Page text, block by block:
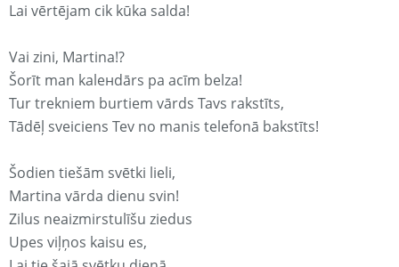
Lai vērtējam cik kūka salda!
Vai zini, Martina!?
Šorīt man kaleнdārs pa acīm belza!
Tur trekniem burtiem vārds Tavs rakstīts,
Tādēļ sveiciens Tev no manis telefonā bakstīts!
Šodien tiešām svētki lieli,
Martina vārda dienu svin!
Zilus neaizmirstulīšu ziedus
Upes viļņos kaisu es,